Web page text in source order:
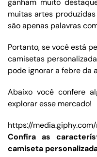
ganham muito
muitas artes
são apenas palavras
Portanto, se você está
camisetas
pode ignorar a febre da
Abaixo você confere
explorar esse mercado!
https://media.giphy.com/
Confira as
camiseta